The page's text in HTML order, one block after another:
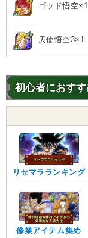
ゴッド悟空×1
天使悟空3×1
初心者におす
リセマラランキング
修業アイテム集め